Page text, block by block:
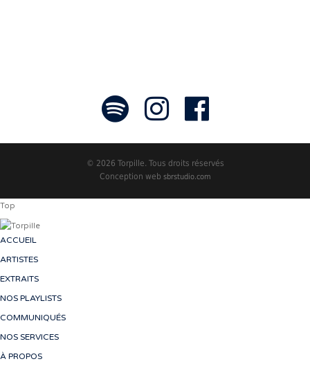
© 2026 Torpille. Tous droits réservés
Conception web sbrstudio.com
Top
ACCUEIL
ARTISTES
EXTRAITS
NOS PLAYLISTS
COMMUNIQUÉS
NOS SERVICES
À PROPOS